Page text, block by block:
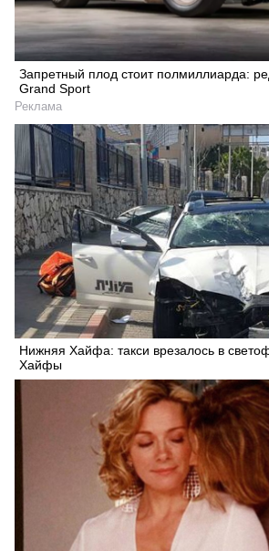
Запретный плод стоит полмиллиарда:
Grand Sport
Реклама
Нижняя Хайфа: такси врезалось в
Хайфы